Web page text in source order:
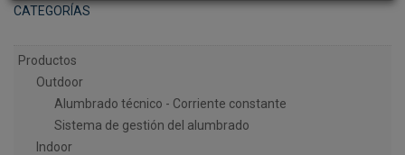
CATEGORÍAS
Productos
Outdoor
Alumbrado técnico - Corriente constante
Sistema de gestión del alumbrado
Indoor